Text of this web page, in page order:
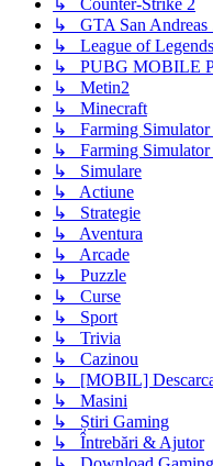
↳ GTA San Andreas
↳ League of Legends
↳ PUBG MOBILE
↳ Metin2
↳ Minecraft
↳ Farming Simulator
↳ Farming Simulator
↳ Simulare
↳ Actiune
↳ Strategie
↳ Aventura
↳ Arcade
↳ Puzzle
↳ Curse
↳ Sport
↳ Trivia
↳ Cazinou
↳ [MOBIL]
↳ Masini
↳ Știri Gaming
↳ Întrebări & Ajutor